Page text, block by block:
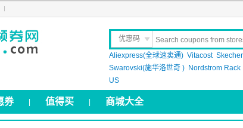
优惠码
晒 单
Aliexpress(全球速卖通) Vitacost
Swarovski(施华洛世奇 ) Nordstrom Rack
US
券 值得买 商城大全